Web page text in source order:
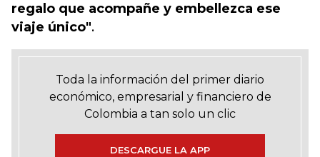
regalo que acompañe y embellezca ese
viaje único".
Toda la información del primer diario
económico, empresarial y financiero de
Colombia a tan solo un clic
DESCARGUE LA APP